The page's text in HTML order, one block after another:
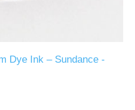
Dye Ink – Sundance -